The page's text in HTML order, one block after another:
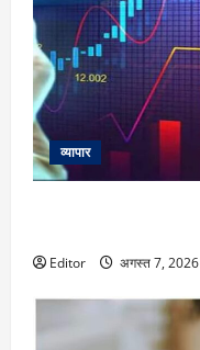
व्यापार
Editor अगस्त 7, 2026